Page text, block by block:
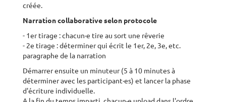
créée.
Narration collaborative selon protocole
- 1er tirage : chacun·e tire au sort une rêverie
- 2e tirage : déterminer qui écrit le 1er, 2e, 3e, etc.
paragraphe de la narration
Démarrer ensuite un minuteur (5 à 10 minutes à
déterminer avec les participant·es) et lancer la phase
d'écriture individuelle.